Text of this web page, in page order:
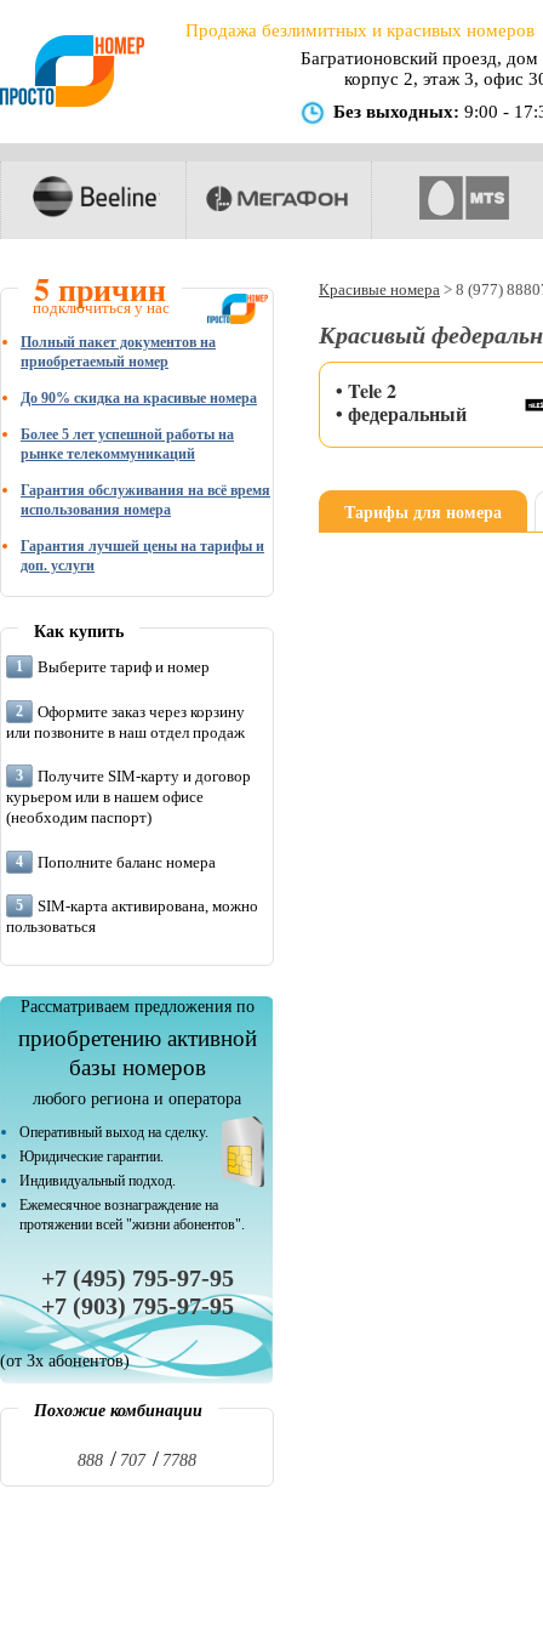
Продажа безлимитных и красивых номеров
Багратионовский проезд, дом
корпус 2, этаж 3, офис
Без выходных: 9:00 -
5 причин
подключиться у нас
Полный пакет документов на
приобретаемый номер
До 90% скидка на красивые номера
Более 5 лет успешной работы на
рынке телекоммуникаций
Гарантия обслуживания на всё время
использования номера
Гарантия лучшей цены на тарифы и
доп. услуги
Как купить
Выберите тариф и номер
Оформите заказ через корзину
или позвоните в наш отдел продаж
Получите SIM-карту и договор
курьером или в нашем офисе
(необходим паспорт)
Пополните баланс номера
SIM-карта активирована, можно
пользоваться
Рассматриваем предложения по
приобретению активной
базы номеров
любого региона и оператора
Оперативный выход на сделку.
Юридические гарантии.
Индивидуальный подход.
Ежемесячное вознаграждение на
протяжении всей "жизни абонентов".
+7 (495) 795-97-95
+7 (903) 795-97-95
(от 3х абонентов)
Похожие комбинации
888 707 7788
Красивые номера > 8 (977)
Красивый
• Tele 2
• федеральный
Тарифы для номера